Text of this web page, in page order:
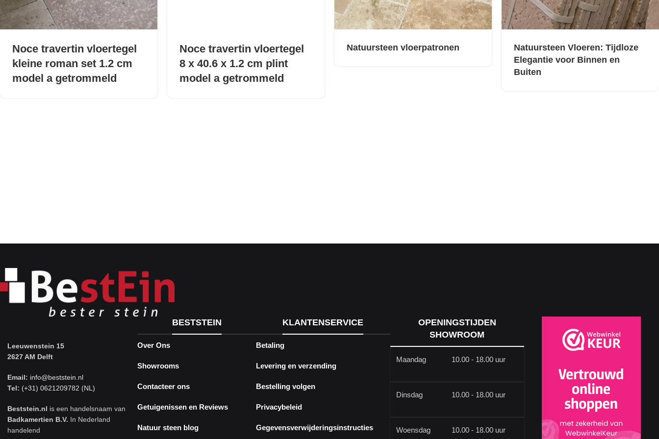
Noce travertin vloertegel
kleine roman set 1.2 cm
model a getrommeld
Noce travertin vloertegel
8 x 40.6 x 1.2 cm plint
model a getrommeld
Natuursteen vloerpatronen
Natuursteen Vloeren: Tijdloze
Elegantie voor Binnen en
Buiten
Leeuwenstein 15
2627 AM Delft
Email: info@beststein.nl
Tel: (+31) 0621209782 (NL)
Beststein.nl is een handelsnaam van
Badkamertien B.V. In Nederland
handelend
BESTSTEIN
Over Ons
Showrooms
Contacteer ons
Getuigenissen en Reviews
Natuur steen blog
KLANTENSERVICE
Betaling
Levering en verzending
Bestelling volgen
Privacybeleid
Gegevensverwijderingsinstructies
OPENINGSTIJDEN
SHOWROOM
Maandag 10.00 - 18.00 uur
Dinsdag 10.00 - 18.00 uur
Woensdag 10.00 - 18.00 uur